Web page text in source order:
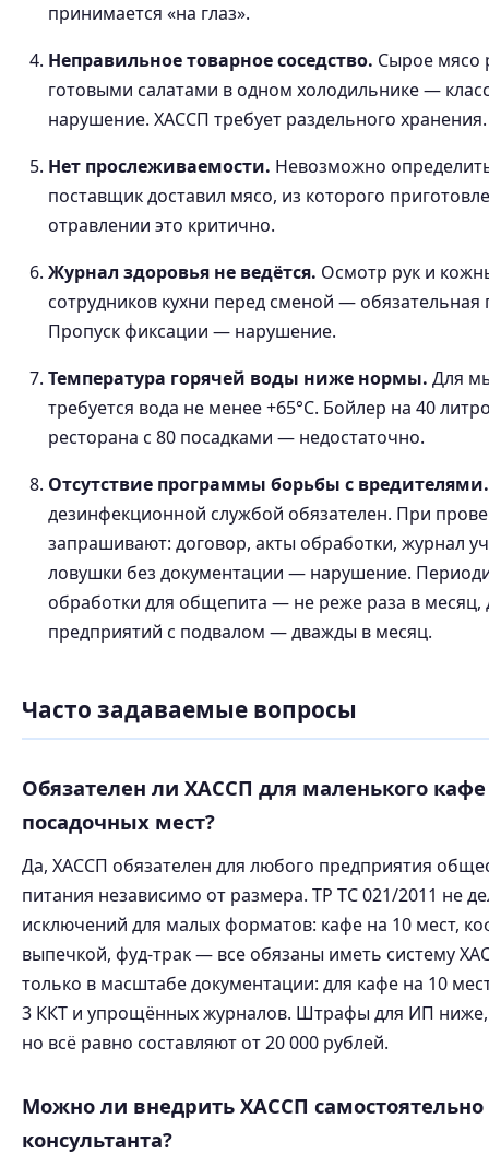
принимается «на глаз».
Неправильное товарное соседство. Сырое мясо
готовыми салатами в одном холодильнике —
нарушение. ХАССП требует раздельного хранения.
Нет прослеживаемости. Невозможно
поставщик доставил мясо, из которого
отравлении это критично.
Журнал здоровья не ведётся. Осмотр рук и
сотрудников кухни перед сменой — обязательная
Пропуск фиксации — нарушение.
Температура горячей воды ниже нормы. Для
требуется вода не менее +65°C. Бойлер на 40
ресторана с 80 посадками — недостаточно.
Отсутствие программы борьбы с вредителями.
дезинфекционной службой обязателен. При
запрашивают: договор, акты обработки, журнал
ловушки без документации — нарушение.
обработки для общепита — не реже раза в месяц,
предприятий с подвалом — дважды в месяц.
Часто задаваемые вопросы
Обязателен ли ХАССП для маленького кафе
посадочных мест?
Да, ХАССП обязателен для любого предприятия
питания независимо от размера. ТР ТС 021/2011 не
исключений для малых форматов: кафе на 10 мест,
выпечкой, фуд-трак — все обязаны иметь систему
только в масштабе документации: для кафе на 10
3 ККТ и упрощённых журналов. Штрафы для ИП
но всё равно составляют от 20 000 рублей.
Можно ли внедрить ХАССП самостоятельно
консультанта?